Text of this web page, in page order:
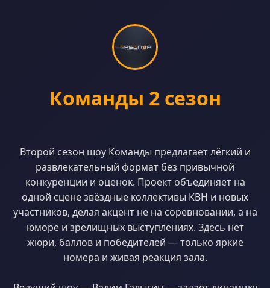
Команды 2 сезон
Второй сезон шоу Команды предлагает лёгкий и
развлекательный формат без привычной
конкуренции и оценок. Проект объединяет на
одной сцене звёздные коллективы КВН и новых
участников, делая акцент не на соревновании, а на
юморе и зрелищных выступлениях. Здесь нет
жюри, баллов и победителей — только яркие
номера и живая реакция зала.